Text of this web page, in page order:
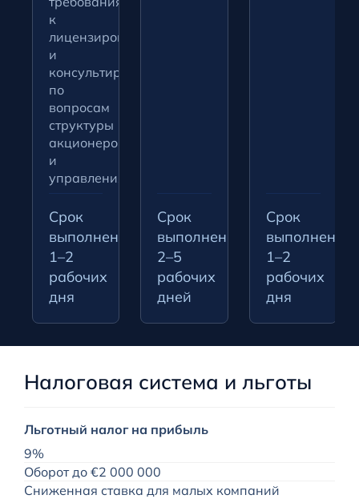
к
лицензированию
и
консультируем
по
вопросам
структуры
акционеров
и
управления.
Срок
выполнения:
1–2
рабочих
дня
Срок
выполнения:
2–5
рабочих
дней
Срок
выполнения:
1–2
рабочих
дня
Налоговая система и льготы
Льготный налог на прибыль
9%
Оборот до €2 000 000
Сниженная ставка для малых компаний